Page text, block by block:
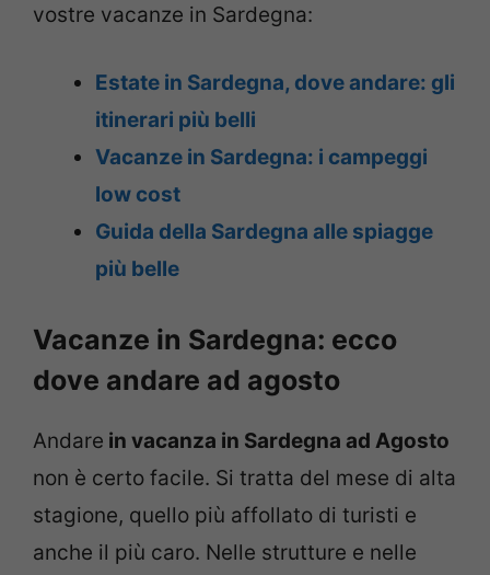
vostre vacanze in Sardegna:
Estate in Sardegna, dove andare: gli
itinerari più belli
Vacanze in Sardegna: i campeggi
low cost
Guida della Sardegna alle spiagge
più belle
Vacanze in Sardegna: ecco
dove andare ad agosto
Andare in vacanza in Sardegna ad Agosto
non è certo facile. Si tratta del mese di alta
stagione, quello più affollato di turisti e
anche il più caro. Nelle strutture e nelle